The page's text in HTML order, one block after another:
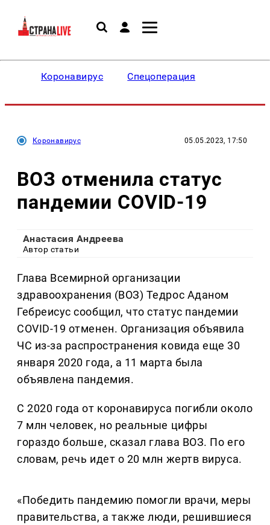
Коронавирус Спецоперация
Коронавирус 05.05.2023, 17:50
ВОЗ отменила статус
пандемии COVID-19
Анастасия Андреева
Автор статьи
Глава Всемирной организации
здравоохранения (ВОЗ) Тедрос Аданом
Гебреисус сообщил, что статус пандемии
COVID-19 отменен. Организация объявила
ЧС из-за распространения ковида еще 30
января 2020 года, а 11 марта была
объявлена пандемия.
С 2020 года от коронавируса погибли около
7 млн человек, но реальные цифры
гораздо больше, сказал глава ВОЗ. По его
словам, речь идет о 20 млн жертв вируса.
«Победить пандемию помогли врачи, меры
правительства, а также люди, решившиеся